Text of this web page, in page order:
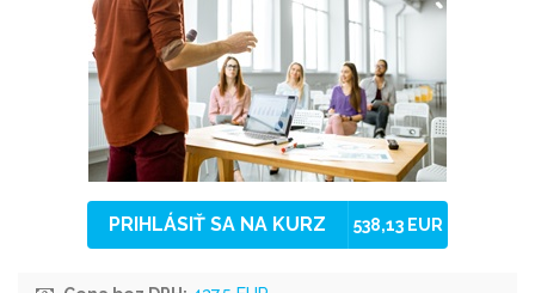
PRIHLÁSIŤ SA NA KURZ 538,13 EUR